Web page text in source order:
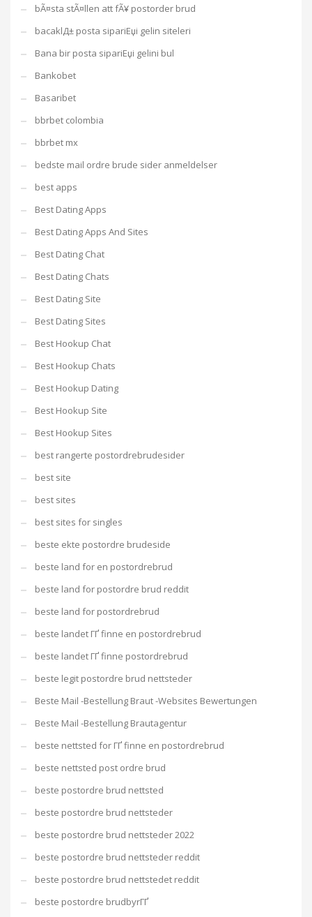
bÃ¤sta stÃ¤llen att fÃ¥ postorder brud
bacaklД± posta sipariЕџi gelin siteleri
Bana bir posta sipariЕџi gelini bul
Bankobet
Basaribet
bbrbet colombia
bbrbet mx
bedste mail ordre brude sider anmeldelser
best apps
Best Dating Apps
Best Dating Apps And Sites
Best Dating Chat
Best Dating Chats
Best Dating Site
Best Dating Sites
Best Hookup Chat
Best Hookup Chats
Best Hookup Dating
Best Hookup Site
Best Hookup Sites
best rangerte postordrebrudesider
best site
best sites
best sites for singles
beste ekte postordre brudeside
beste land for en postordrebrud
beste land for postordre brud reddit
beste land for postordrebrud
beste landet ГҐ finne en postordrebrud
beste landet ГҐ finne postordrebrud
beste legit postordre brud nettsteder
Beste Mail -Bestellung Braut -Websites Bewertungen
Beste Mail -Bestellung Brautagentur
beste nettsted for ГҐ finne en postordrebrud
beste nettsted post ordre brud
beste postordre brud nettsted
beste postordre brud nettsteder
beste postordre brud nettsteder 2022
beste postordre brud nettsteder reddit
beste postordre brud nettstedet reddit
beste postordre brudbyrГҐ